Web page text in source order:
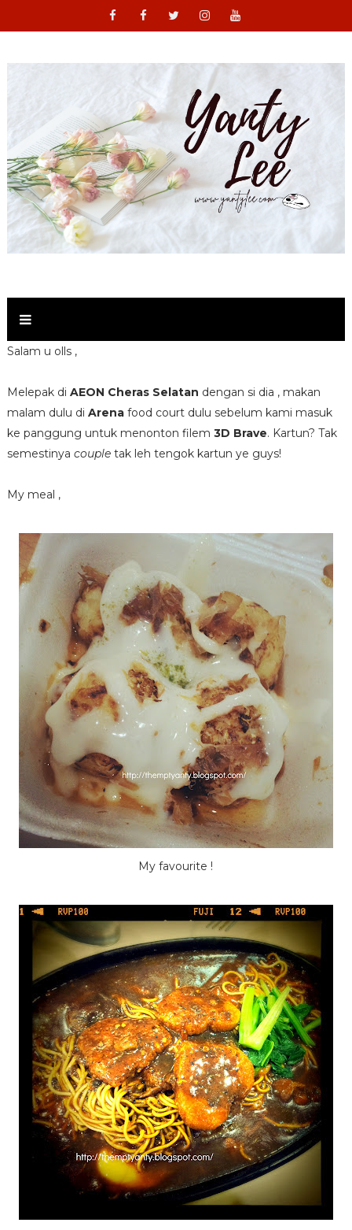
Salam u olls ,
Melepak di AEON Cheras Selatan dengan si dia , makan
malam dulu di Arenafood court dulu sebelum kami masuk
ke panggung untuk menonton filem 3D Brave. Kartun? Tak
semestinya coupletak leh tengok kartun ye guys!
My meal ,
My favourite !